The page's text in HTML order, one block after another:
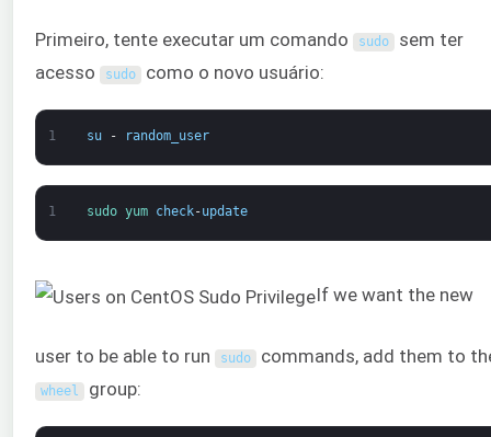
Primeiro, tente executar um comando sudo sem ter
acesso
sudo como o novo usuário:
1 su - random_user
1 sudo yum check-update
If we want the new
user to be able to run sudo commands, add them to
wheel group: